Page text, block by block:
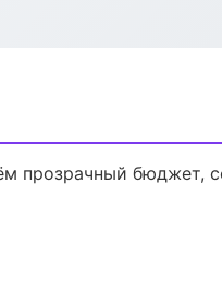
прозрачный бюджет,